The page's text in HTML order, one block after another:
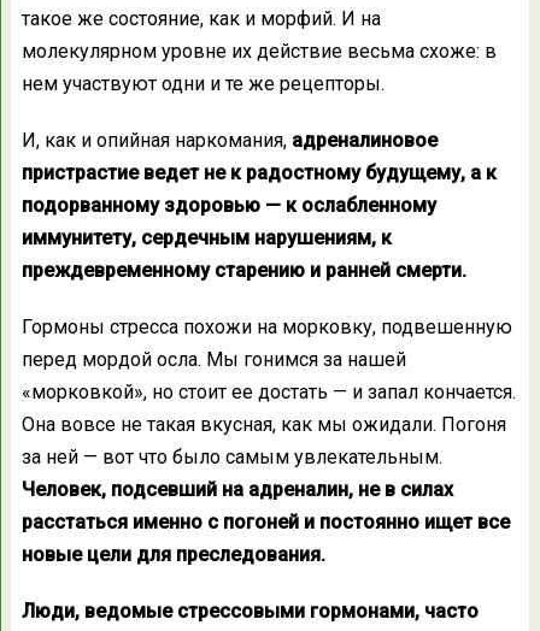
такое же состояние, как и морфий. И на
молекулярном уровне их действие весьма схоже: в
нем участвуют одни и те же рецепторы.
И, как и опийная наркомания, адреналиновое
пристрастие ведет не к радостному будущему, а к
подорванному здоровью — к ослабленному
иммунитету, сердечным нарушениям, к
преждевременному старению и ранней смерти.
Гормоны стресса похожи на морковку, подвешенную
перед мордой осла. Мы гонимся за нашей
«морковкой», но стоит ее достать — и запал кончается.
Она вовсе не такая вкусная, как мы ожидали. Погоня
за ней — вот что было самым увлекательным.
Человек, подсевший на адреналин, не в силах
расстаться именно с погоней и постоянно ищет все
новые цели для преследования.
Люди, ведомые стрессовыми гормонами, часто